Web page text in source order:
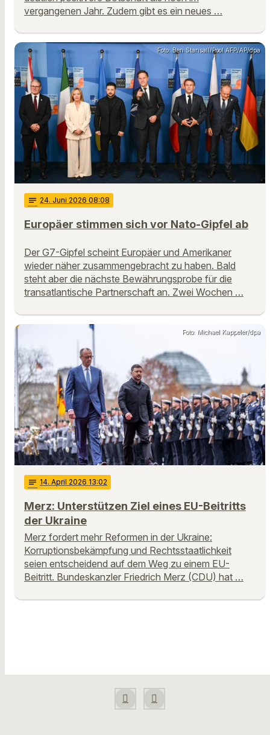
vergangenen Jahr. Zudem gibt es ein neues …
Foto: Ben Stansall/Pool AFP/AP/dpa
notes 24. Juni 2026 08:08
Europäer stimmen sich vor Nato-Gipfel ab
Der G7-Gipfel scheint Europäer und Amerikaner
wieder näher zusammengebracht zu haben. Bald
steht aber die nächste Bewährungsprobe für die
transatlantische Partnerschaft an. Zwei Wochen …
Foto: Michael Kappeler/dpa
notes 14. April 2026 13:02
Merz: Unterstützen Ziel eines EU-Beitritts
der Ukraine
Merz fordert mehr Reformen in der Ukraine:
Korruptionsbekämpfung und Rechtsstaatlichkeit
seien entscheidend auf dem Weg zu einem EU-
Beitritt. Bundeskanzler Friedrich Merz (CDU) hat …